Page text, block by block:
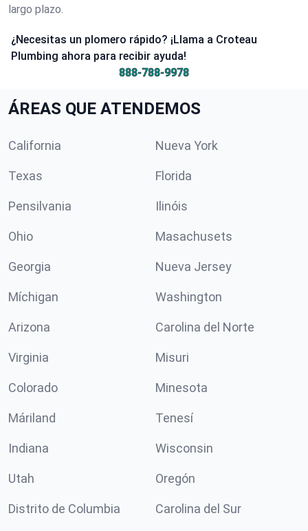
largo plazo.
¿Necesitas un plomero rápido? ¡Llama a Croteau
Plumbing ahora para recibir ayuda!
888-788-9978
ÁREAS QUE ATENDEMOS
California Nueva York
Texas Florida
Pensilvania Ilinóis
Ohio Masachusets
Georgia Nueva Jersey
Míchigan Washington
Arizona Carolina del Norte
Virginia Misuri
Colorado Minesota
Máriland Tenesí
Indiana Wisconsin
Utah Oregón
Distrito de Columbia Carolina del Sur